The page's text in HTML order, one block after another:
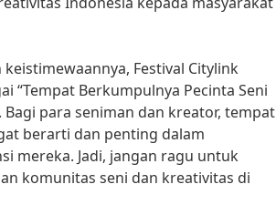
Festival Citylink
“Tempat Berkumpulnya Pecinta Seni
Bagi para seniman dan kreator, tempat
berarti dan penting dalam
mereka. Jadi, jangan ragu untuk
komunitas seni dan kreativitas di